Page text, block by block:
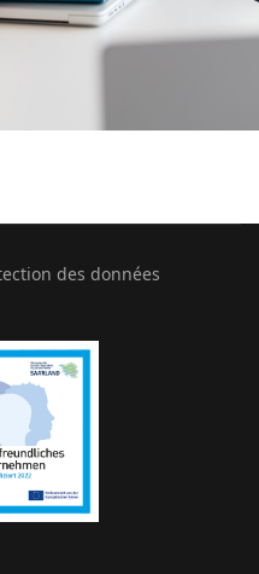
des données